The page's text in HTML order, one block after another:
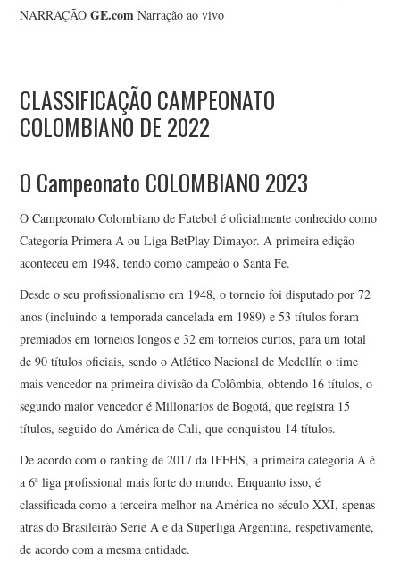
NARRAÇÃOGE.com Narração ao vivo
CLASSIFICAÇÃO CAMPEONATO
COLOMBIANO DE 2022
O Campeonato COLOMBIANO 2023
O Campeonato Colombiano de Futebol é oficialmente conhecido como
Categoría Primera A ou Liga BetPlay Dimayor. A primeira edição
aconteceu em 1948, tendo como campeão o Santa Fe.
Desde o seu profissionalismo em 1948, o torneio foi disputado por 72
anos (incluindo a temporada cancelada em 1989) e 53 títulos foram
premiados em torneios longos e 32 em torneios curtos, para um total
de 90 títulos oficiais, sendo o Atlético Nacional de Medellín o time
mais vencedor na primeira divisão da Colômbia, obtendo 16 títulos, o
segundo maior vencedor é Millonarios de Bogotá, que registra 15
títulos, seguido do América de Cali, que conquistou 14 títulos.
De acordo com o ranking de 2017 da IFFHS, a primeira categoria A é
a 6ª liga profissional mais forte do mundo. Enquanto isso, é
classificada como a terceira melhor na América no século XXI, apenas
atrás do Brasileirão Serie A e da Superliga Argentina, respetivamente,
de acordo com a mesma entidade.